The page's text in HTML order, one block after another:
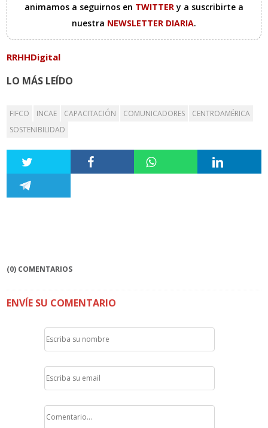
animamos a seguirnos en TWITTERy a suscribirte a
nuestra NEWSLETTER DIARIA.
RRHHDigital
LO MÁS LEÍDO
FIFCO INCAE CAPACITACIÓN COMUNICADORES
CENTROAMÉRICA
SOSTENIBILIDAD
(0) COMENTARIOS
ENVÍE SU COMENTARIO